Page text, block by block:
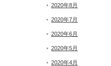
2020年8月
2020年7月
2020年6月
2020年5月
2020年4月